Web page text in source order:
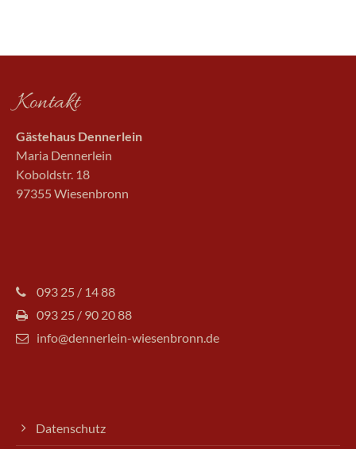
Kontakt
Gästehaus Dennerlein
Maria Dennerlein
Koboldstr. 18
97355 Wiesenbronn
093 25 / 14 88
093 25 / 90 20 88
info@dennerlein-wiesenbronn.de
Datenschutz